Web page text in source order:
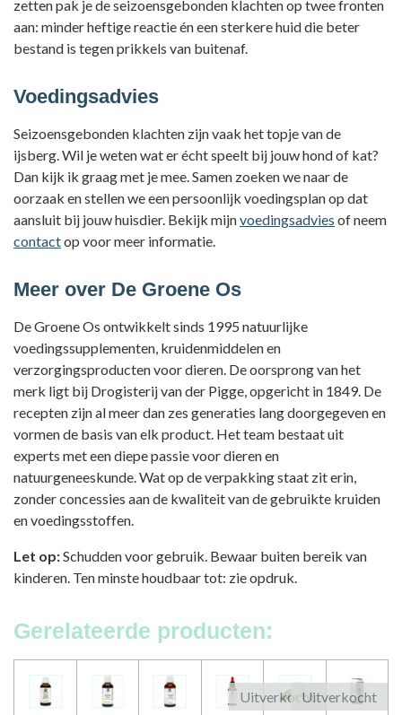
zetten pak je de seizoensgebonden klachten op twee fronten
aan: minder heftige reactie én een sterkere huid die beter
bestand is tegen prikkels van buitenaf.
Voedingsadvies
Seizoensgebonden klachten zijn vaak het topje van de
ijsberg. Wil je weten wat er écht speelt bij jouw hond of kat?
Dan kijk ik graag met je mee. Samen zoeken we naar de
oorzaak en stellen we een persoonlijk voedingsplan op dat
aansluit bij jouw huisdier. Bekijk mijnvoedingsadvies of neem
contactop voor meer informatie.
Meer over De Groene Os
De Groene Os ontwikkelt sinds 1995 natuurlijke
voedingssupplementen, kruidenmiddelen en
verzorgingsproducten voor dieren. De oorsprong van het
merk ligt bij Drogisterij van der Pigge, opgericht in 1849. De
recepten zijn al meer dan zes generaties lang doorgegeven en
vormen de basis van elk product. Het team bestaat uit
experts met een diepe passie voor dieren en
natuurgeneeskunde. Wat op de verpakking staat zit erin,
zonder concessies aan de kwaliteit van de gebruikte kruiden
en voedingsstoffen.
Let op:Schudden voor gebruik. Bewaar buiten bereik van
kinderen. Ten minste houdbaar tot: zie opdruk.
Gerelateerde producten:
UitverkochtUitverkocht